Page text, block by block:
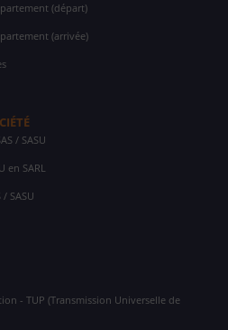
(départ)
(arrivée)
/ SASU
en SARL
SASU
- TUP (Transmission Universelle de